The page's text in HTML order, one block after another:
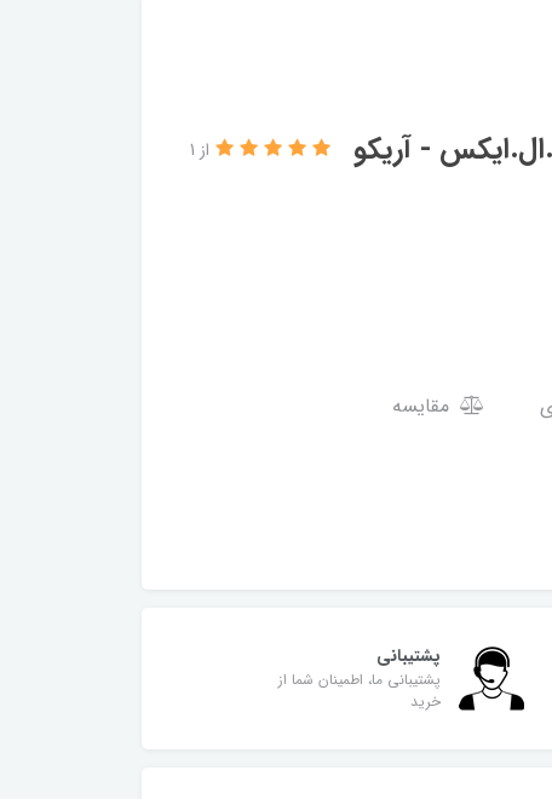
- آریکو از 1
مقایسه
پشتیبانی
پشتیبانی ما، اطمینان شما از
خرید